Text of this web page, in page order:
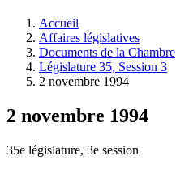
l'Assemblée
législative.
Accueil
Affaires législatives
Documents de la Chambre
Législature 35, Session 3
2 novembre 1994
2 novembre 1994
35e législature, 3e session